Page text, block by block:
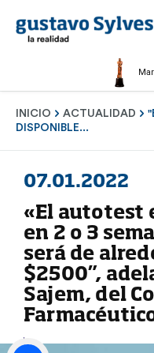
Martín
INICIO ACTUALIDAD
DISPONIBLE...
07.01.2022
«El autotest
en 2 o 3
será de
$2500”,
Sajem, del